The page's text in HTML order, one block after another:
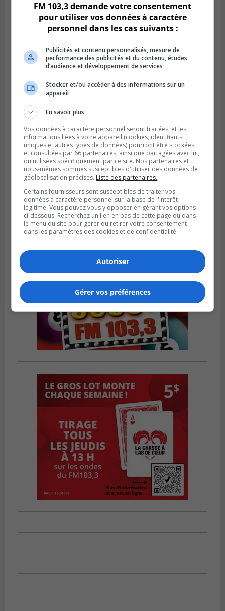
LONGUEUIL
Publié le 4 août 2026 à 08h28
Longueuil demande de reporter une
élection partielle
VIEUX-LONGUEUIL
Publié le 3 août 2026 à 14h47
Le Livre bleu rassemble 200 curieux à
Longueuil
FM 103,3 demande votre consentement
pour utiliser vos données à caractère
personnel dans les cas suivants :
Publicités et contenu personnalisés, mesure de
performance des publicités et du contenu, études
d’audience et développement de services
Stocker et/ou accéder à des informations sur un
appareil
En savoir plus
Vos données à caractère personnel seront traitées, et les
informations liées à votre appareil (cookies, identifiants
uniques et autres types de données) pourront être stockées
et consultées par 66 partenaires, ainsi que partagées avec lui,
ou utilisées spécifiquement par ce site. Nos partenaires et
nous-mêmes sommes susceptibles d'utiliser des données de
géolocalisation précises. Liste des partenaires.
Certains fournisseurs sont susceptibles de traiter vos
données à caractère personnel sur la base de l'intérêt
légitime. Vous pouvez vous y opposer en gérant vos options
ci-dessous. Recherchez un lien en bas de cette page ou dans
le menu du site pour gérer ou retirer votre consentement
dans les paramètres des cookies et de confidentialité.
Autoriser
Gérer vos préférences